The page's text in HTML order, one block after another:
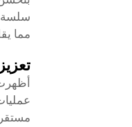
سلسة
مما